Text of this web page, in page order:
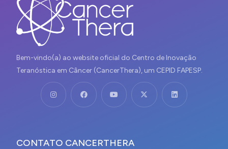
Bem-vindo(a) ao website oficial do Centro de Inovação
Teranóstica em Câncer (CancerThera), um CEPID FAPESP.
CONTATO CANCERTHERA